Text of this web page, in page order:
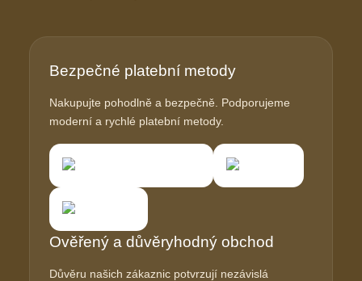
Bezpečné platební metody
Nakupujte pohodlně a bezpečně. Podporujeme
moderní a rychlé platební metody.
Ověřený a důvěryhodný obchod
Důvěru našich zákaznic potvrzují nezávislá